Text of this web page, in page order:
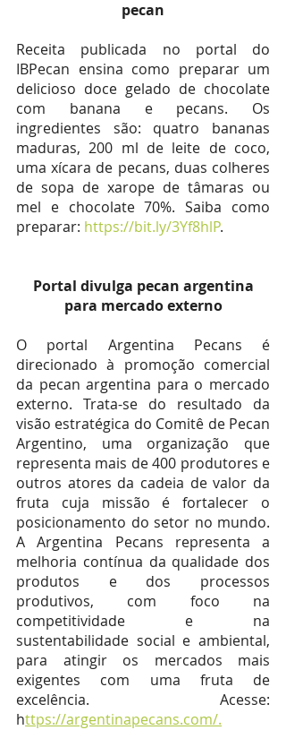
pecan
Receita publicada no portal do
IBPecan ensina como preparar um
delicioso doce gelado de chocolate
com banana e pecans. Os
ingredientes são: quatro bananas
maduras, 200 ml de leite de coco,
uma xícara de pecans, duas colheres
de sopa de xarope de tâmaras ou
mel e chocolate 70%. Saiba como
preparar: https://bit.ly/3Yf8hlP.
para mercado externo
O portal Argentina Pecans é
direcionado à promoção comercial
da pecan argentina para o mercado
externo. Trata-se do resultado da
visão estratégica do Comitê de Pecan
Argentino, uma organização que
representa mais de 400 produtores e
outros atores da cadeia de valor da
fruta cuja missão é fortalecer o
posicionamento do setor no mundo.
A Argentina Pecans representa a
melhoria contínua da qualidade dos
produtos e dos processos
produtivos, com foco na
competitividade e na
sustentabilidade social e ambiental,
para atingir os mercados mais
exigentes com uma fruta de
excelência. Acesse:
https://argentinapecans.com/.